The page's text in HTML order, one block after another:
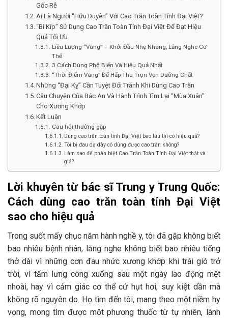
Gốc Rễ
Ai Là Người “Hữu Duyên” Với Cao Trăn Toàn Tính Đại Việt?
“Bí Kíp” Sử Dụng Cao Trăn Toàn Tính Đại Việt Để Đạt Hiệu
Quả Tối Ưu
Liều Lượng “Vàng” – Khởi Đầu Nhẹ Nhàng, Lắng Nghe Cơ
Thể
3 Cách Dùng Phổ Biến Và Hiệu Quả Nhất
“Thời Điểm Vàng” Để Hấp Thu Trọn Vẹn Dưỡng Chất
Những “Đại Kỵ” Cần Tuyệt Đối Tránh Khi Dùng Cao Trăn
Câu Chuyện Của Bác An Và Hành Trình Tìm Lại “Mùa Xuân”
Cho Xương Khớp
Kết Luận
Câu hỏi thường gặp
Dùng cao trăn toàn tính Đại Việt bao lâu thì có hiệu quả?
Tôi bị đau dạ dày có dùng được cao trăn không?
Làm sao để phân biệt Cao Trăn Toàn Tính Đại Việt thật và
giả?
Lời khuyên từ bác sĩ Trung y Trung Quốc:
Cách dùng cao trăn toàn tính Đại Việt
sao cho hiệu quả
Trong suốt mấy chục năm hành nghề y, tôi đã gặp không biết
bao nhiêu bệnh nhân, lắng nghe không biết bao nhiêu tiếng
thở dài vì những cơn đau nhức xương khớp khi trái gió trở
trời, vì tấm lưng còng xuống sau một ngày lao động mệt
nhoài, hay vì cảm giác cơ thể cứ hụt hơi, suy kiệt dần mà
không rõ nguyên do. Họ tìm đến tôi, mang theo một niềm hy
vọng, mong tìm được một phương thuốc từ tự nhiên, lành